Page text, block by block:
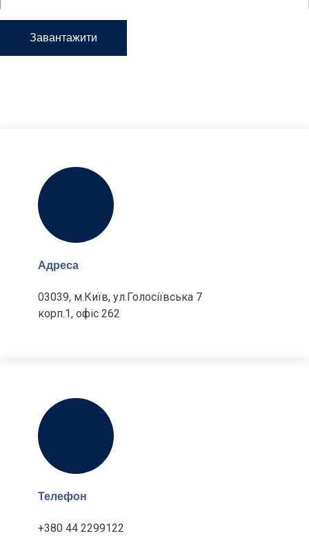
Завантажити
Адреса
03039, м.Київ, ул.Голосіївська 7
корп.1, офіс 262
Телефон
+380 44 2299122